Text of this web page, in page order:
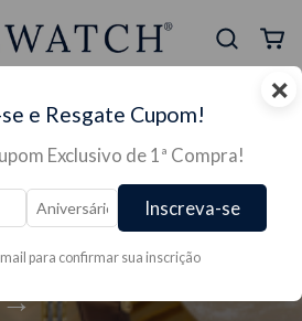
Lojas Físicas
→
×
e Resgate Cupom!
Exclusivo de 1ª Compra!
Inscreva-se
para confirmar sua inscrição